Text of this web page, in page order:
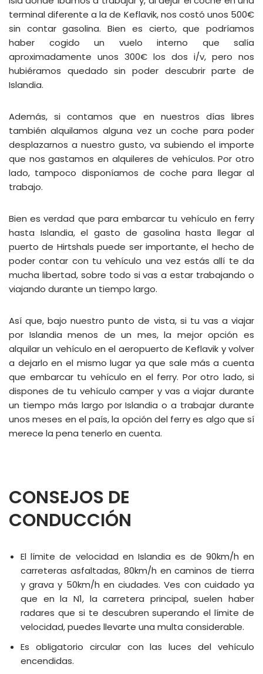
terminal diferente a la de Keflavik, nos costó unos 500€
sin contar gasolina. Bien es cierto, que podríamos
haber cogido un vuelo interno que salía
aproximadamente unos 300€ los dos i/v, pero nos
hubiéramos quedado sin poder descubrir parte de
Islandia.
Además, si contamos que en nuestros días libres
también alquilamos alguna vez un coche para poder
desplazarnos a nuestro gusto, va subiendo el importe
que nos gastamos en alquileres de vehículos. Por otro
lado, tampoco disponíamos de coche para llegar al
trabajo.
Bien es verdad que para embarcar tu vehículo en ferry
hasta Islandia, el gasto de gasolina hasta llegar al
puerto de Hirtshals puede ser importante, el hecho de
poder contar con tu vehículo una vez estás allí te da
mucha libertad, sobre todo si vas a estar trabajando o
viajando durante un tiempo largo.
Así que, bajo nuestro punto de vista, si tu vas a viajar
por Islandia menos de un mes, la mejor opción es
alquilar un vehículo en el aeropuerto de Keflavik y volver
a dejarlo en el mismo lugar ya que sale más a cuenta
que embarcar tu vehículo en el ferry. Por otro lado, si
dispones de tu vehículo camper y vas a viajar durante
un tiempo más largo por Islandia o a trabajar durante
unos meses en el país, la opción del ferry es algo que sí
merece la pena tenerlo en cuenta.
CONSEJOS DE
CONDUCCIÓN
El límite de velocidad en Islandia es de 90km/h en
carreteras asfaltadas, 80km/h en caminos de tierra
y grava y 50km/h en ciudades. Ves con cuidado ya
que en la N1, la carretera principal, suelen haber
radares que si te descubren superando el límite de
velocidad, puedes llevarte una multa considerable.
Es obligatorio circular con las luces del vehículo
encendidas.